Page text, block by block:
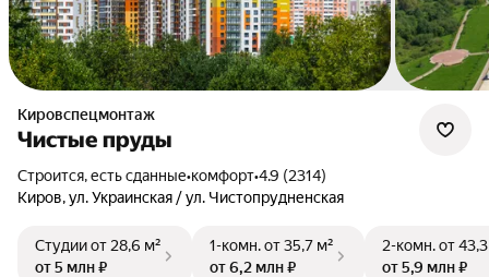
Кировспецмонтаж
Чистые пруды
Строится, есть сданные•комфорт•4.9 (2314)
Киров, ул. Украинская / ул. Чистопрудненская
Студииот 28,6 м²
от 5 млн ₽
1-комн.от 35,7 м²
от 6,2 млн ₽
2-комн.от
от 5,9 млн ₽